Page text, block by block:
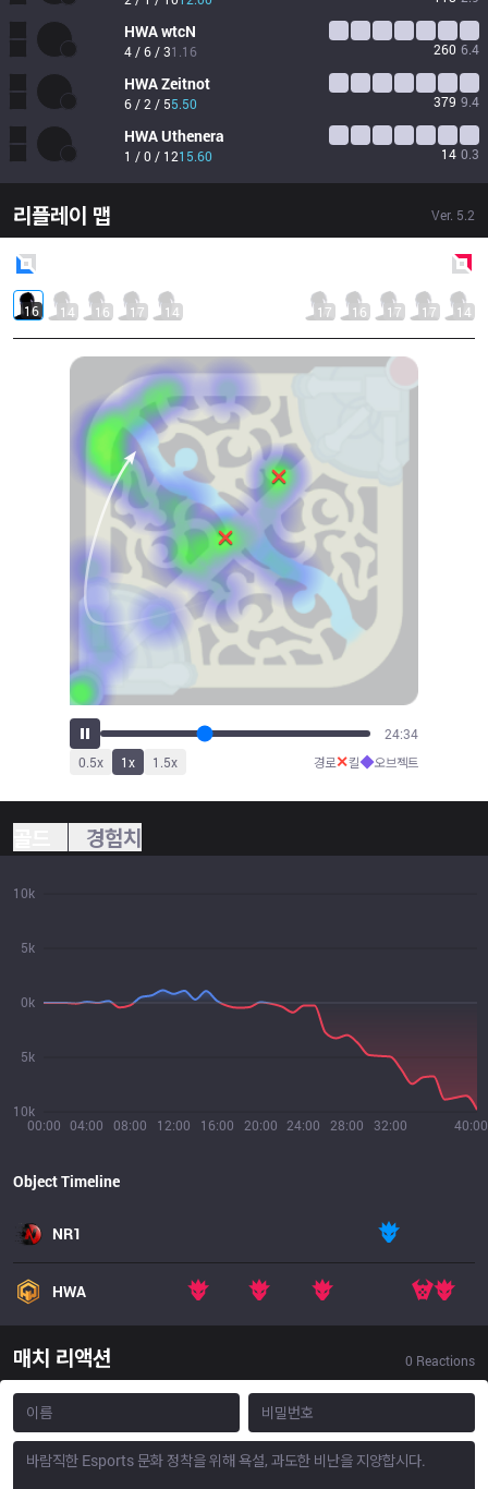
HWAwtcN
4 / 6 / 31.16 260 6.4
HWAZeitnot
6 / 2 / 55.50 379 9.4
HWAUthenera
1 / 0 / 1215.60 14 0.3
리플레이 맵 Ver. 5.2
16 14 16 17 14 17 16 17 17 14
27:03
0.5x 1x 1.5x 경로✕킬◆오브젝트
경험치
00:00 04:00 08:00 12:00 16:00 20:00 24:00 28:00 32:00 40:00
10k
5k
0k
5k
10k
Object Timeline
NR1
HWA
매치 리액션 0 Reactions